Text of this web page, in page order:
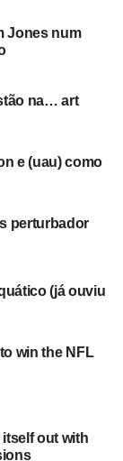
de ensaio.
no
Mas esse era
Eu sabia
pensar isso,
Factory Club.
sabia que
muito mais
era só
rock. Aquilo
do que o
editado e
verdade!
três
Jones num
na… art
e (uau) como
perturbador
(já ouviu
win the NFL
out with